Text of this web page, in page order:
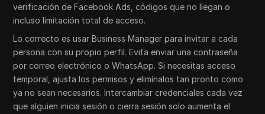
verificación de Facebook Ads, códigos que no llegan o
incluso limitación total de acceso.
Lo correcto es usar Business Manager para invitar a cada
persona con su propio perfil. Evita enviar una contraseña
por correo electrónico o WhatsApp. Si necesitas acceso
temporal, ajusta los permisos y elimínalos tan pronto como
ya no sean necesarios. Intercambiar credenciales cada vez
que alguien inicia sesión o cierra sesión solo aumenta el